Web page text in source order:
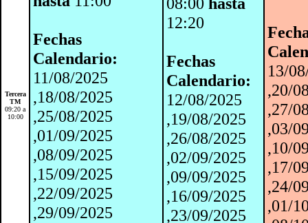
Tercera
TM
09:20 a
10:00
Fechas
Calendario:
11/08/2025
,18/08/2025
,25/08/2025
,01/09/2025
,08/09/2025
,15/09/2025
,22/09/2025
,29/09/2025
12:20
Fechas
Calendario:
12/08/2025
,19/08/2025
,26/08/2025
,02/09/2025
,09/09/2025
,16/09/2025
,23/09/2025
13/
,20/
,27/
,03/
,10/
,17/
,24/
,01/